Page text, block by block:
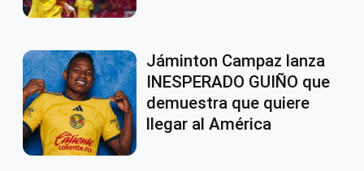
Jáminton Campaz lanza
INESPERADO GUIÑO que
demuestra que quiere
llegar al América